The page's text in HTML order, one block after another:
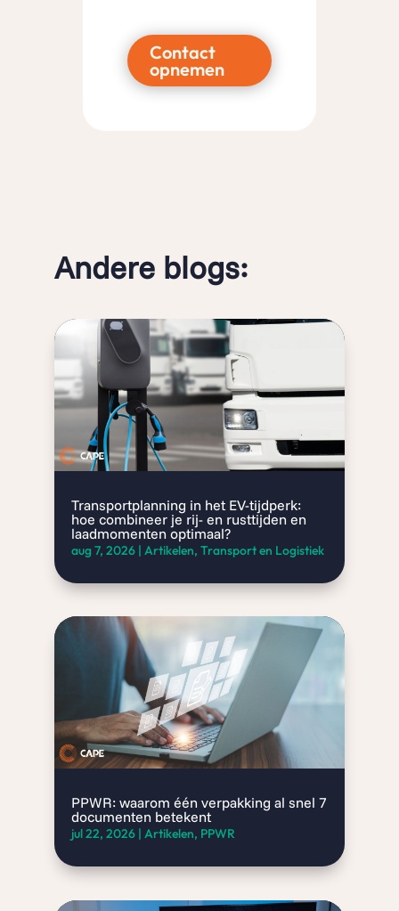
Contact
opnemen
Andere blogs:
Transportplanning in het EV-tijdperk:
hoe combineer je rij- en rusttijden en
laadmomenten optimaal?
aug 7, 2026| Artikelen, Transport en Logistiek
PPWR: waarom één verpakking al snel 7
documenten betekent
jul 22, 2026| Artikelen, PPWR